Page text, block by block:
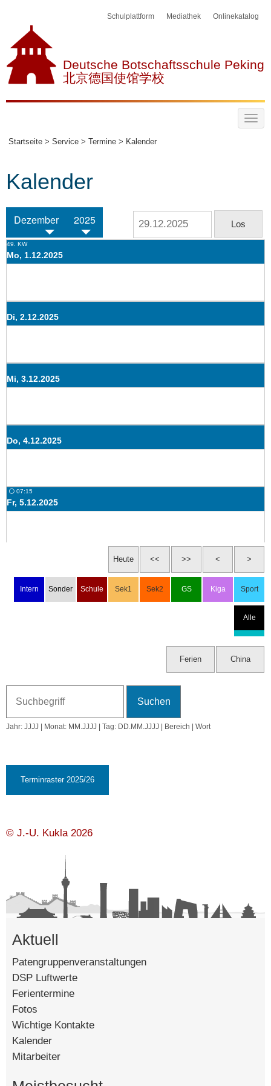
Onlinekatalog
Mediathek
Schulplattform
Deutsche Botschaftsschule Peking
北京德国使馆学校
Startseite > Service > Termine > Kalender
Kalender
Dezember 2025
49. KW
Mo, 1.12.2025
Di, 2.12.2025
Mi, 3.12.2025
Do, 4.12.2025
⚪ 07:15
Fr, 5.12.2025
ISAC U14 Volleyball Girls
Mo, 8.12.2025
Der Nikolaus besucht die DSP
Di, 9.12.2025
Mi, 10.12.2025
Do, 11.12.2025
☾ 04:52
19:30 Uhr: DSP Weihnachtskonzert
Sa, 13.12.2025
Jahr: JJJJ | Monat: MM.JJJJ | Tag: DD.MM.JJJJ | Bereich | Wort
© J.-U. Kukla 2026
Aktuell
Patengruppenveranstaltungen
DSP Luftwerte
Ferientermine
Fotos
Wichtige Kontakte
Kalender
Mitarbeiter